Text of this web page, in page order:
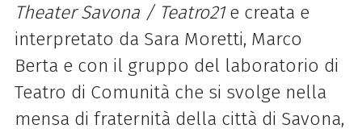
Theater Savona / Teatro21 e creata e
interpretato da Sara Moretti, Marco
Berta e con il gruppo del laboratorio di
Teatro di Comunità che si svolge nella
mensa di fraternità della città di Savona,